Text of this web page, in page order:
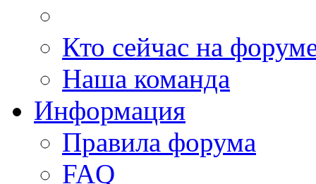
Кто сейчас на
Наша команда
Информация
Правила форума
FAQ